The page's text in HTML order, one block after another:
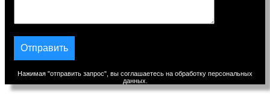
Нажимая "отправить запрос", вы соглашаетесь на обработку персональных
данных.